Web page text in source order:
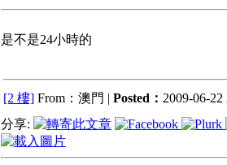
是不是24小時的
[2 樓] From：澳門 | Posted： 2009-06-22
分享: